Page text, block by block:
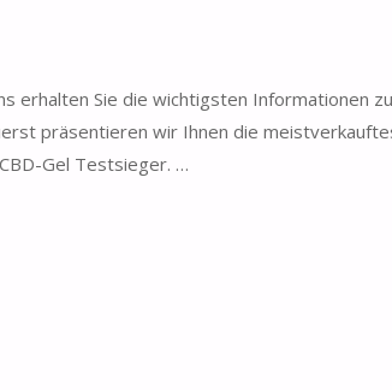
erhalten Sie die wichtigsten Informationen
präsentieren wir Ihnen die
Gel Testsieger. …